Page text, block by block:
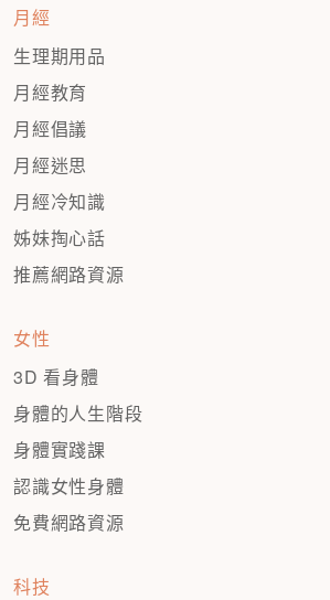
月經
生理期用品
月經教育
月經倡議
月經迷思
月經冷知識
姊妹掏心話
推薦網路資源
女性
3D 看身體
身體的人生階段
身體實踐課
認識女性身體
免費網路資源
科技